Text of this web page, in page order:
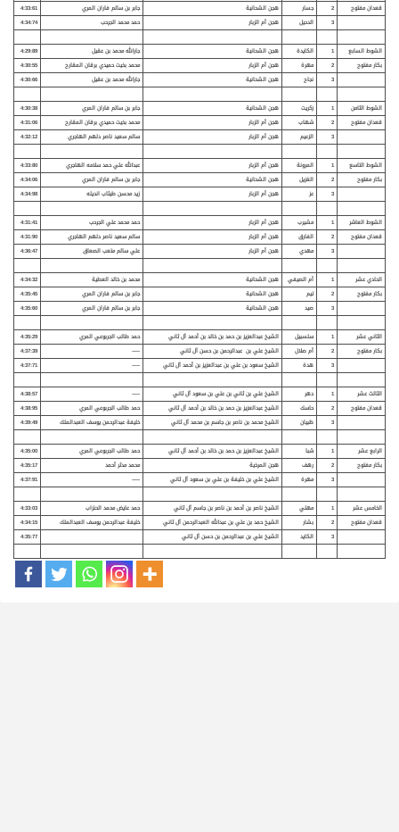
قعدان مفتوح
2 جسار هجن الشحانية جابر بن سالم فاران المري
4:33:61
3
الدحيل هجن أم الزبار حمد محمد الجرحب 4:34:74
الشوط السابع 1 الكايدة هجن الشحانية جارالله محمد بن عقيل
4:29:89
بكار مفتوح
2 مهرة هجن أم الزبار محمد بخيت حميدي برقان المقارح
4:30:55
3
نجاح هجن الشحانية جارالله محمد بن عقيل 4:30:66
الشوط الثامن 1 زكريت هجن الشحانية جابر بن سالم فاران المري
4:30:38
قعدان مفتوح
2 شهاب هجن أم الزبار محمد بخيت حميدي برقان المقارح
4:31:06
3
الزعيم هجن أم الزبار سالم سعيد ناصر دلهم الهاجري 4:32:12
الشوط التاسع 1 المرونة هجن أم الزبار عبدالله علي حمد سلامه الهاجري
4:33:80
بكار مفتوح
2 الغزيل هجن الشحانية جابر بن سالم فاران المري
4:34:06
3
عز هجن أم الزبار زيد محسن طيثاب انديله 4:34:98
الشوط العاشر 1 مشيرب هجن أم الزبار حمد محمد علي الجرحب
4:31:41
قعدان مفتوح
2 الفارق هجن أم الزبار سالم سعيد ناصر دلهم الهاجري
4:31:90
3
مهدي هجن أم الزبار علي سالم متعب الصعاق 4:36:47
الحادي عشر 1 أم الصيفي هجن الشحانية محمد بن خالد العطية
4:34:32
بكار مفتوح
2 تيم هجن الشحانية جابر بن سالم فاران المري
4:35:45
3
صيد هجن الشحانية جابر بن سالم فاران المري 4:35:60
الثاني عشر 1 سلسبيل الشيخ عبدالعزيز بن حمد بن خالد بن أحمد آل ثاني حمد طالب الجربوعي المري
4:35:29
بكار مفتوح
2 أم صلال الشيخ علي بن عبدالرحمن بن حسن آل ثاني —–
4:37:39
3
هدة الشيخ سعود بن علي بن عبدالعزيز بن أحمد آل ثاني —–
4:37:71
الثالث عشر 1 دهر الشيخ علي بن ثاني بن علي بن سعود آل ثاني —–
4:38:57
قعدان مفتوح
2 حاسك الشيخ عبدالعزيز بن حمد بن خالد بن أحمد آل ثاني حمد طالب الجربوعي المري
4:38:95
3
ظبيان الشيخ محمد بن ناصر بن جاسم بن محمد آل ثاني خليفة عبدالرحمن يوسف العبدالملك 4:39:49
الرابع عشر 1 شبا الشيخ عبدالعزيز بن حمد بن خالد بن أحمد آل ثاني حمد طالب الجربوعي المري
4:35:00
بكار مفتوح
2 رهف هجن المرخية محمد مدثر أحمد
4:35:17
3
مهرة الشيخ علي بن خليفة بن علي بن سعود آل ثاني —–
4:37:91
الخامس عشر 1 مهلي الشيخ ناصر بن أحمد بن ناصر بن جاسم آل ثاني حمد عايض محمد الحنزاب
4:33:03
قعدان مفتوح
2 بشار الشيخ حمد بن علي بن عبدالله العبدالرحمن آل ثاني خليفة عبدالرحمن يوسف العبدالملك
4:34:15
3
الكايد الشيخ علي بن عبدالرحمن بن حسن آل ثاني 4:35:77